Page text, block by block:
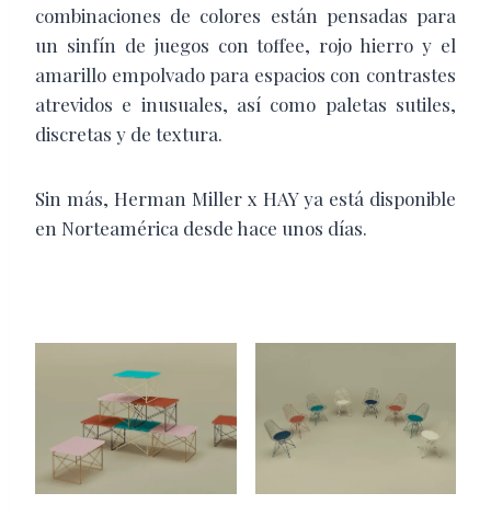
combinaciones de colores están pensadas para
un sinfín de juegos con toffee, rojo hierro y el
amarillo empolvado para espacios con contrastes
atrevidos e inusuales, así como paletas sutiles,
discretas y de textura.
Sin más, Herman Miller x HAY ya está disponible
en Norteamérica desde hace unos días.